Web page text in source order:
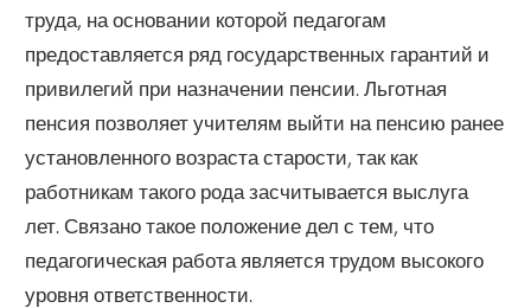
труда, на основании которой педагогам
предоставляется ряд государственных гарантий и
привилегий при назначении пенсии. Льготная
пенсия позволяет учителям выйти на пенсию ранее
установленного возраста старости, так как
работникам такого рода засчитывается выслуга
лет. Связано такое положение дел с тем, что
педагогическая работа является трудом высокого
уровня ответственности.